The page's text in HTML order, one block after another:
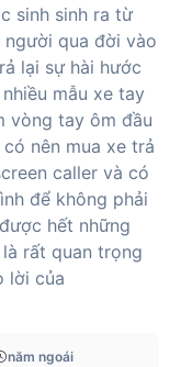
sinh sinh ra từ
qua đời vào
lại sự hài hước
mẫu xe tay
vòng tay ôm đầu
nên mua xe trả
caller và có
để không phải
hết những
rất quan trọng
lời của
năm ngoái